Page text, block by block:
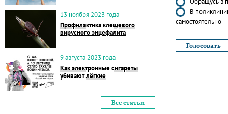
13 ноября 2023 года
Профилактика клещевого
вирусного энцефалита
9 августа 2023 года
Как электронные сигареты
убивают лёгкие
Все статьи
В
самостоятельно